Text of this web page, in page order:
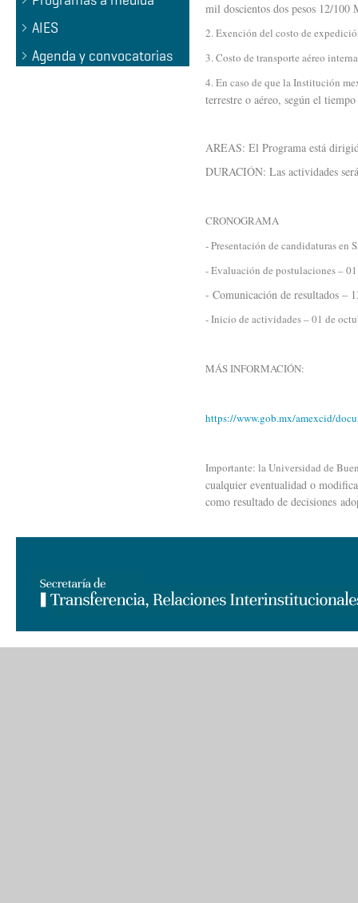
AIES
Agenda y convocatorias
mil doscientos dos pesos 12/100
2. Exención del costo de
3. Costo de transporte aéreo
4. En caso de que la Institución
terrestre o aéreo, según el
AREAS: El Programa está
DURACIÓN: Las actividades
CRONOGRAMA
- Presentación de candidaturas en
- Evaluación de postulaciones –
- Comunicación de resultados –
- Inicio de actividades – 01 de
MÁS INFORMACIÓN:
https://www.gob.mx/amexcid/
Importante: la Universidad de
cualquier eventualidad o
como resultado de decisiones